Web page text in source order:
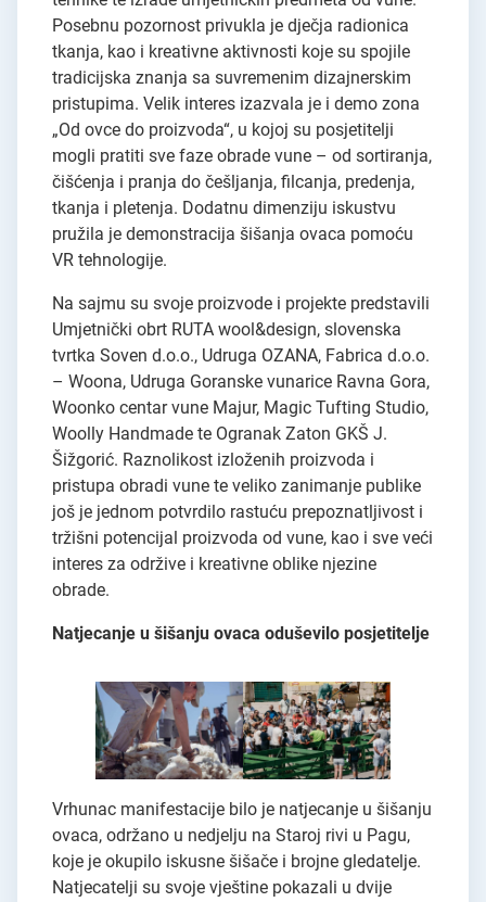
Posebnu pozornost privukla je dječja radionica
tkanja, kao i kreativne aktivnosti koje su spojile
tradicijska znanja sa suvremenim dizajnerskim
pristupima. Velik interes izazvala je i demo zona
„Od ovce do proizvoda“, u kojoj su posjetitelji
mogli pratiti sve faze obrade vune – od sortiranja,
čišćenja i pranja do češljanja, filcanja, predenja,
tkanja i pletenja. Dodatnu dimenziju iskustvu
pružila je demonstracija šišanja ovaca pomoću
VR tehnologije.
Na sajmu su svoje proizvode i projekte predstavili
Umjetnički obrt RUTA wool&design, slovenska
tvrtka Soven d.o.o., Udruga OZANA, Fabrica d.o.o.
– Woona, Udruga Goranske vunarice Ravna Gora,
Woonko centar vune Majur, Magic Tufting Studio,
Woolly Handmade te Ogranak Zaton GKŠ J.
Šižgorić. Raznolikost izloženih proizvoda i
pristupa obradi vune te veliko zanimanje publike
još je jednom potvrdilo rastuću prepoznatljivost i
tržišni potencijal proizvoda od vune, kao i sve veći
interes za održive i kreativne oblike njezine
obrade.
Natjecanje u šišanju ovaca oduševilo posjetitelje
Vrhunac manifestacije bilo je natjecanje u šišanju
ovaca, održano u nedjelju na Staroj rivi u Pagu,
koje je okupilo iskusne šišače i brojne gledatelje.
Natjecatelji su svoje vještine pokazali u dvije